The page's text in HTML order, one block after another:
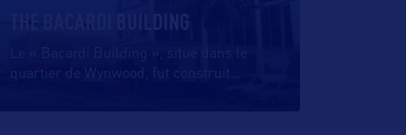
THE BACARDI BUILDING
quartier de Wynwood, fut construit